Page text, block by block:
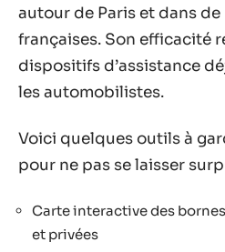
autour de Paris et dans
françaises. Son efficacité
dispositifs d’assistance
les automobilistes.
Voici quelques outils à
pour ne pas se laisser
Carte interactive des
et privées